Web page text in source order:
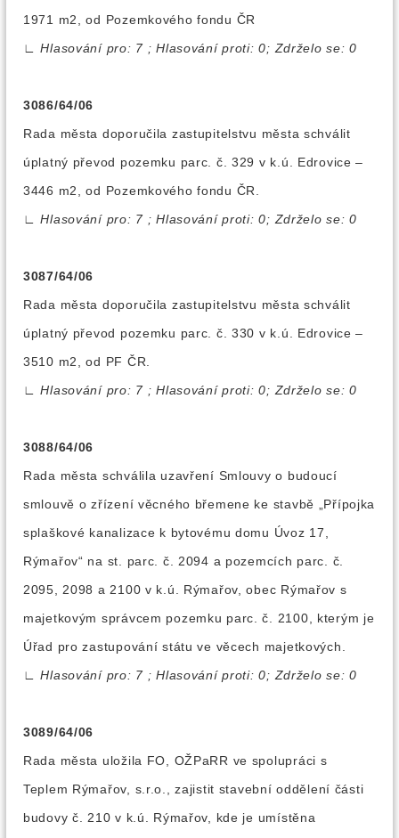
1971 m2, od Pozemkového fondu ČR
∟
Hlasování pro: 7 ; Hlasování proti: 0; Zdrželo se: 0
3086/64/06
Rada města doporučila zastupitelstvu města schválit
úplatný převod pozemku parc. č. 329 v k.ú. Edrovice –
3446 m2, od Pozemkového fondu ČR.
∟
Hlasování pro: 7 ; Hlasování proti: 0; Zdrželo se: 0
3087/64/06
Rada města doporučila zastupitelstvu města schválit
úplatný převod pozemku parc. č. 330 v k.ú. Edrovice –
3510 m2, od PF ČR.
∟
Hlasování pro: 7 ; Hlasování proti: 0; Zdrželo se: 0
3088/64/06
Rada města schválila uzavření Smlouvy o budoucí
smlouvě o zřízení věcného břemene ke stavbě „Přípojka
splaškové kanalizace k bytovému domu Úvoz 17,
Rýmařov“ na st. parc. č. 2094 a pozemcích parc. č.
2095, 2098 a 2100 v k.ú. Rýmařov, obec Rýmařov s
majetkovým správcem pozemku parc. č. 2100, kterým je
Úřad pro zastupování státu ve věcech majetkových.
∟
Hlasování pro: 7 ; Hlasování proti: 0; Zdrželo se: 0
3089/64/06
Rada města uložila FO, OŽPaRR ve spolupráci s
Teplem Rýmařov, s.r.o., zajistit stavební oddělení části
budovy č. 210 v k.ú. Rýmařov, kde je umístěna